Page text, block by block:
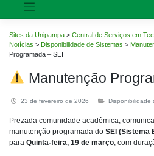
Sites da Unipampa > Central de Serviços em
Notícias > Disponibilidade de Sistemas >
Programada – SEI
Manutenção
23 de fevereiro de 2026 Disponibilidade
Prezada comunidade acadêmica,
manutenção programada do SEI (Sistema
para Quinta-feira, 19 de março, com